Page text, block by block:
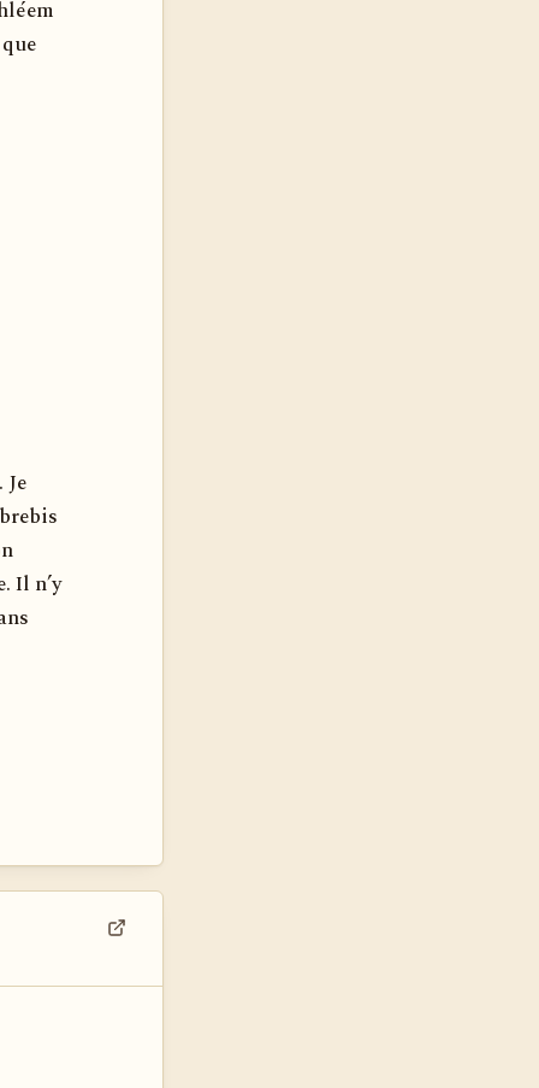
Il n’y